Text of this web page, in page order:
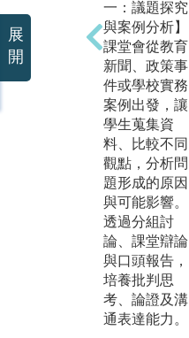
一：議題探究
與案例分析】
課堂會從教育
新聞、政策事
件或學校實務
案例出發，讓
學生蒐集資
料、比較不同
觀點，分析問
題形成的原因
與可能影響。
透過分組討
論、課堂辯論
與口頭報告，
培養批判思
考、論證及溝
通表達能力。
展
開